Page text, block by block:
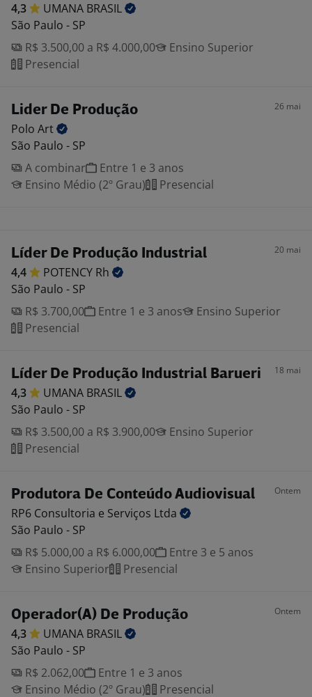
4,3 UMANA BRASIL
São Paulo - SP
R$ 3.500,00 a R$ 4.000,00
Ensino Superior
Presencial
Lider De Produção 26 mai
Polo Art
São Paulo - SP
A combinar
Entre 1 e 3 anos
Ensino Médio (2º Grau)
Presencial
Líder De Produção Industrial 20 mai
4,4 POTENCY Rh
São Paulo - SP
R$ 3.700,00
Entre 1 e 3 anos
Ensino Superior
Presencial
Líder De Produção Industrial Barueri 18 mai
4,3 UMANA BRASIL
São Paulo - SP
R$ 3.500,00 a R$ 3.900,00
Ensino Superior
Presencial
Produtora De Conteúdo Audiovisual Ontem
RP6 Consultoria e Serviços Ltda
São Paulo - SP
R$ 5.000,00 a R$ 6.000,00
Entre 3 e 5 anos
Ensino Superior
Presencial
Operador(A) De Produção Ontem
4,3 UMANA BRASIL
São Paulo - SP
R$ 2.062,00
Entre 1 e 3 anos
Ensino Médio (2º Grau)
Presencial